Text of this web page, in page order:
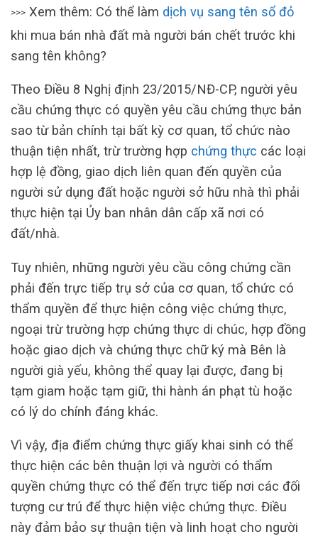
>>> Xem thêm: Có thể làm dịch vụ sang tên sổ đỏ
khi mua bán nhà đất mà người bán chết trước khi
sang tên không?
Theo Điều 8 Nghị định 23/2015/NĐ-CP, người yêu
cầu chứng thực có quyền yêu cầu chứng thực bản
sao từ bản chính tại bất kỳ cơ quan, tổ chức nào
thuận tiện nhất, trừ trường hợp chứng thực các loại
hợp lệ đồng, giao dịch liên quan đến quyền của
người sử dụng đất hoặc người sở hữu nhà thì phải
thực hiện tại Ủy ban nhân dân cấp xã nơi có
đất/nhà.
Tuy nhiên, những người yêu cầu công chứng cần
phải đến trực tiếp trụ sở của cơ quan, tổ chức có
thẩm quyền để thực hiện công việc chứng thực,
ngoại trừ trường hợp chứng thực di chúc, hợp đồng
hoặc giao dịch và chứng thực chữ ký mà Bên là
người già yếu, không thể quay lại được, đang bị
tạm giam hoặc tạm giữ, thi hành án phạt tù hoặc
có lý do chính đáng khác.
Vì vậy, địa điểm chứng thực giấy khai sinh có thể
thực hiện các bên thuận lợi và người có thẩm
quyền chứng thực có thể đến trực tiếp nơi các đối
tượng cư trú để thực hiện việc chứng thực. Điều
này đảm bảo sự thuận tiện và linh hoạt cho người